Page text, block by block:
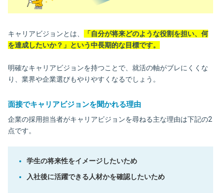
キャリアビジョンとは、
「自分が将来どのような役割を担い、何
を達成したいか？」という中長期的な目標です。
明確なキャリアビジョンを持つことで、就活の軸がブレにくくな
り、業界や企業選びもやりやすくなるでしょう。
面接でキャリアビジョンを聞かれる理由
企業の採用担当者がキャリアビジョンを尋ねる主な理由は下記の2
点です。
学生の将来性をイメージしたいため
入社後に活躍できる人材かを確認したいため